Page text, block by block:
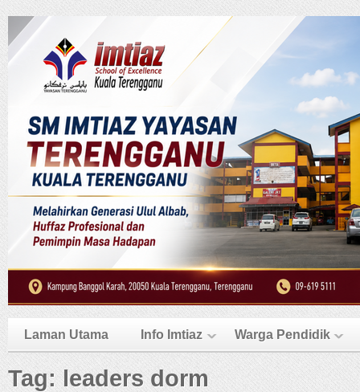
Laman Utama Info Imtiaz Warga Pendidik
Tag: leaders dorm